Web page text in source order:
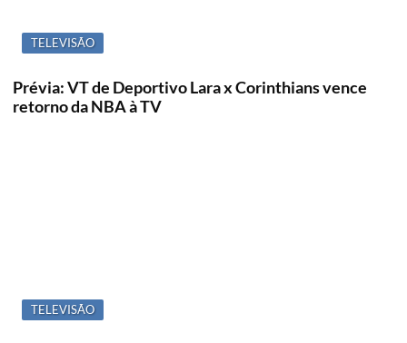
TELEVISÃO
Prévia: VT de Deportivo Lara x Corinthians vence
retorno da NBA à TV
TELEVISÃO